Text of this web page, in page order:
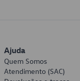
Ajuda
Quem Somos
Atendimento (SAC)